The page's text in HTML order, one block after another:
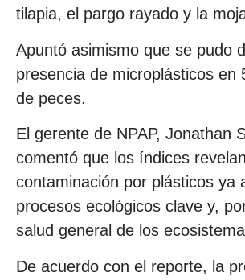
tilapia, el pargo rayado y la
Apuntó asimismo que se pudo
presencia de microplásticos en
de peces.
El gerente de NPAP, Jonathan
comentó que los índices
contaminación por plásticos ya
procesos ecológicos clave y,
salud general de los
De acuerdo con el reporte, la